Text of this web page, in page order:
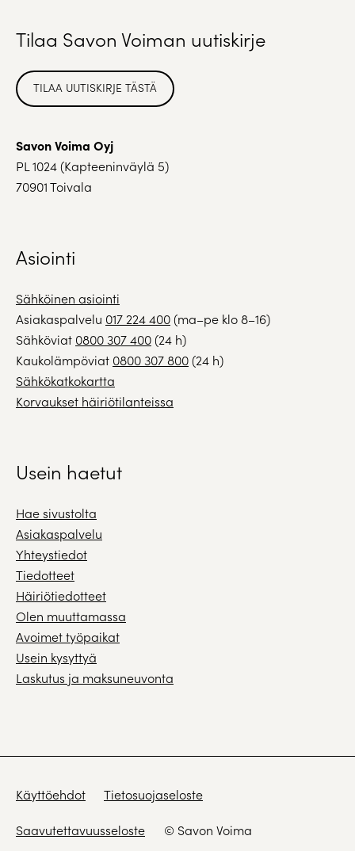
Tilaa Savon Voiman uutiskirje
TILAA UUTISKIRJE TÄSTÄ
Savon Voima Oyj
PL 1024 (Kapteeninväylä 5)
70901 Toivala
Asiointi
Sähköinen asiointi
Asiakaspalvelu 017 224 400(ma–pe klo 8–16)
Sähköviat 0800 307 400(24 h)
Kaukolämpöviat 0800 307 800(24 h)
Sähkökatkokartta
Korvaukset häiriötilanteissa
Usein haetut
Hae sivustolta
Asiakaspalvelu
Yhteystiedot
Tiedotteet
Häiriötiedotteet
Olen muuttamassa
Avoimet työpaikat
Usein kysyttyä
Laskutus ja maksuneuvonta
Käyttöehdot Tietosuojaseloste
Saavutettavuusseloste © Savon Voima